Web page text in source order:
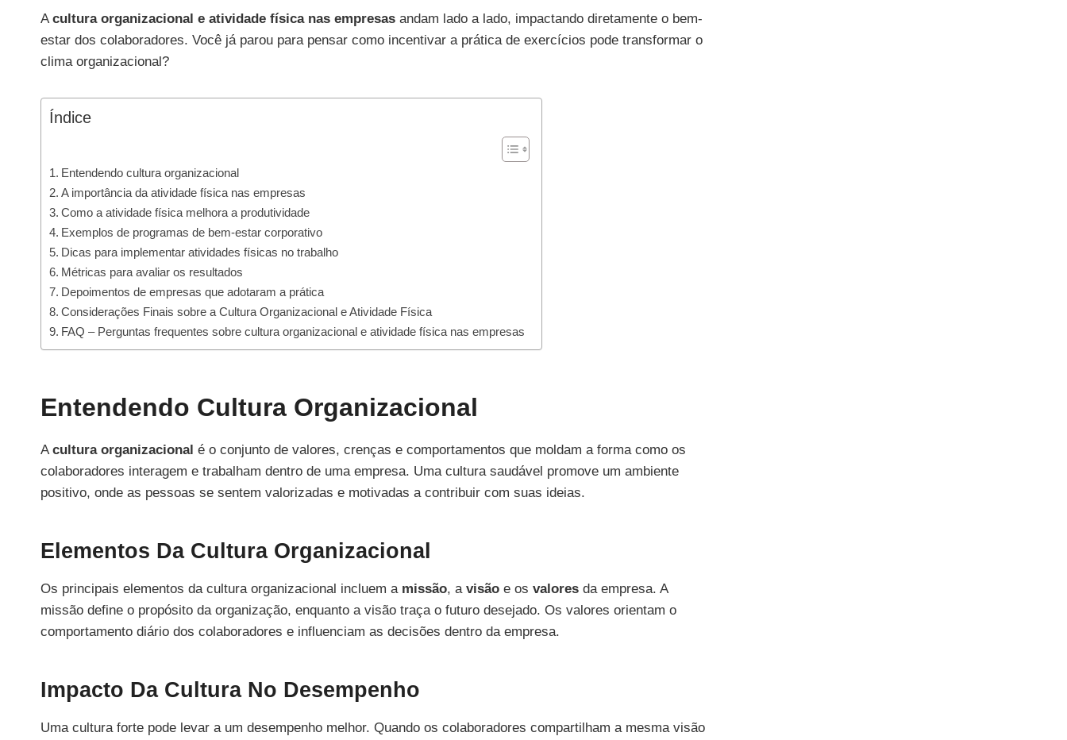
A cultura organizacional e atividade física nas empresas andam lado a lado, impactando diretamente o bem-
estar dos colaboradores. Você já parou para pensar como incentivar a prática de exercícios pode transformar o
clima organizacional?
Índice
Entendendo cultura organizacional
A importância da atividade física nas empresas
Como a atividade física melhora a produtividade
Exemplos de programas de bem-estar corporativo
Dicas para implementar atividades físicas no trabalho
Métricas para avaliar os resultados
Depoimentos de empresas que adotaram a prática
Considerações Finais sobre a Cultura Organizacional e Atividade Física
FAQ – Perguntas frequentes sobre cultura organizacional e atividade física nas empresas
Entendendo Cultura Organizacional
A cultura organizacional é o conjunto de valores, crenças e comportamentos que moldam a forma como os
colaboradores interagem e trabalham dentro de uma empresa. Uma cultura saudável promove um ambiente
positivo, onde as pessoas se sentem valorizadas e motivadas a contribuir com suas ideias.
Elementos Da Cultura Organizacional
Os principais elementos da cultura organizacional incluem a missão, a visão e os valores da empresa. A
missão define o propósito da organização, enquanto a visão traça o futuro desejado. Os valores orientam o
comportamento diário dos colaboradores e influenciam as decisões dentro da empresa.
Impacto Da Cultura No Desempenho
Uma cultura forte pode levar a um desempenho melhor. Quando os colaboradores compartilham a mesma visão